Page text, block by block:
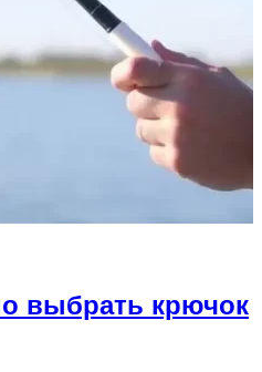
выбрать крючок